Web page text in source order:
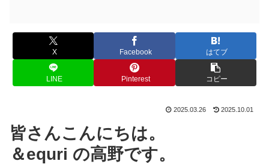
X Facebook はてブ
LINE Pinterest コピー
2025.03.26 2025.10.01
皆さんこんにちは。
＆equri の高野です。